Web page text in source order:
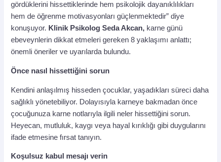
gördüklerini hissettiklerinde hem psikolojik dayanıklılıkları
hem de öğrenme motivasyonları güçlenmektedir” diye
konuşuyor. Klinik Psikolog Seda Akcan, karne günü
ebeveynlerin dikkat etmeleri gereken 8 yaklaşımı anlattı;
önemli öneriler ve uyarılarda bulundu.
Önce nasıl hissettiğini sorun
Kendini anlaşılmış hisseden çocuklar, yaşadıkları süreci daha
sağlıklı yönetebiliyor. Dolayısıyla karneye bakmadan önce
çocuğunuza karne notlarıyla ilgili neler hissettiğini sorun.
Heyecan, mutluluk, kaygı veya hayal kırıklığı gibi duygularını
ifade etmesine fırsat tanıyın.
Koşulsuz kabul mesajı verin